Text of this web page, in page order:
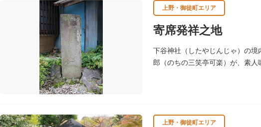
上野・御徒町エリア
寄席発祥之地
下谷神社（したやじんじゃ）の
郎（のちの三笑亭可楽）が、素人
上野・御徒町エリア